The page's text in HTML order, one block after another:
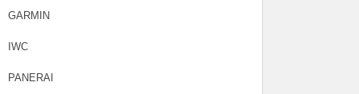
GARMIN
IWC
PANERAI